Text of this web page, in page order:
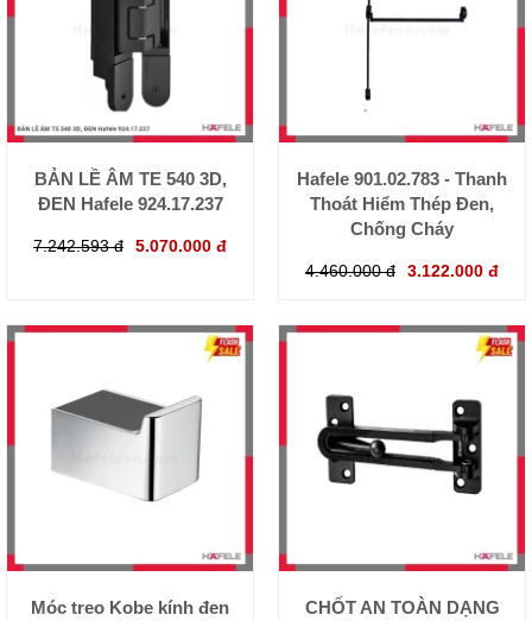
BẢN LỀ ÂM TE 540 3D,
ĐEN Hafele 924.17.237
7.242.593 đ 5.070.000 đ
Hafele 901.02.783 - Thanh
Thoát Hiểm Thép Đen,
Chống Cháy
4.460.000 đ 3.122.000 đ
Móc treo Kobe kính đen
CHỐT AN TOÀN DẠNG